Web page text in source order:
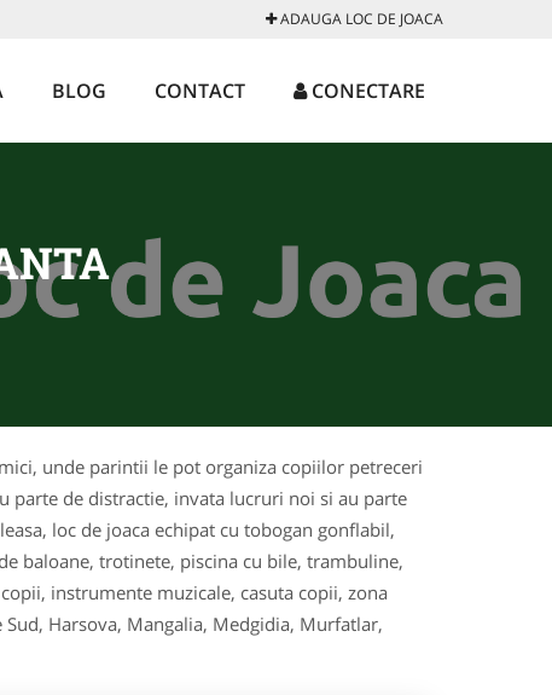
ADAUGA LOC DE JOACA
BLOG CONTACT CONECTARE
unde parintii le pot organiza copiilor petreceri
parte de distractie, invata lucruri noi si au parte
loc de joaca echipat cu tobogan gonflabil,
baloane, trotinete, piscina cu bile, trambuline,
instrumente muzicale, casuta copii, zona
Harsova, Mangalia, Medgidia, Murfatlar,